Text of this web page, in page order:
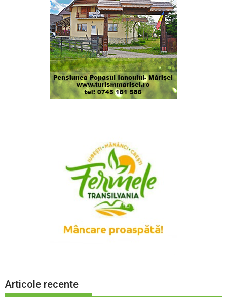
Articole recente